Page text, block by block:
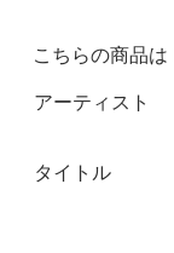
こちらの商品は
アーティスト
タイトル